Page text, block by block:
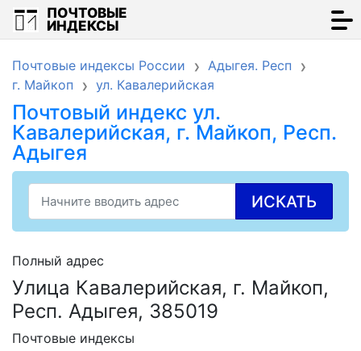
ПОЧТОВЫЕ
ИНДЕКСЫ
Почтовые индексы России
Адыгея. Респ
г. Майкоп
ул. Кавалерийская
Почтовый индекс ул.
Кавалерийская, г. Майкоп, Респ.
Адыгея
ИСКАТЬ
Полный адрес
Улица Кавалерийская, г. Майкоп,
Респ. Адыгея, 385019
Почтовые индексы